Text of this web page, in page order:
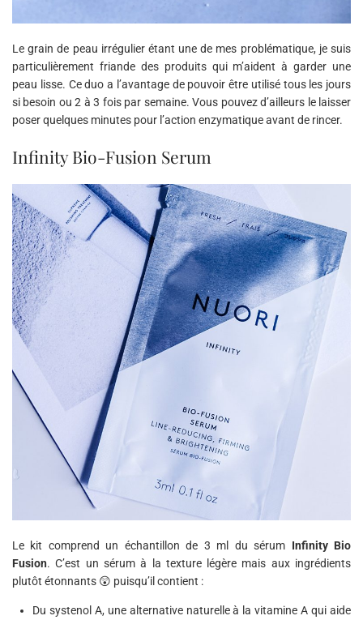
Le grain de peau irrégulier étant une de mes problématique, je suis
particulièrement friande des produits qui m’aident à garder une
peau lisse. Ce duo a l’avantage de pouvoir être utilisé tous les jours
si besoin ou 2 à 3 fois par semaine. Vous pouvez d’ailleurs le laisser
poser quelques minutes pour l’action enzymatique avant de rincer.
Infinity Bio-Fusion Serum
Le kit comprend un échantillon de 3 ml du sérum Infinity Bio
Fusion. C’est un sérum à la texture légère mais aux ingrédients
plutôt étonnants 😲 puisqu’il contient :
Du systenol A, une alternative naturelle à la vitamine A qui aide